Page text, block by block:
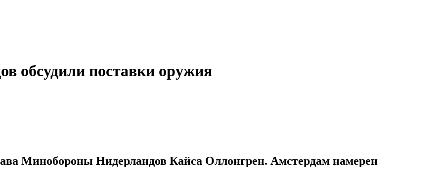
обсудили поставки оружия
Минобороны Нидерландов Кайса Оллонгрен. Амстердам намерен